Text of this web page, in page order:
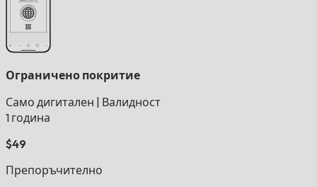
Ограничено покритие
Само дигитален
Валидност
1 година
$49
Препоръчително